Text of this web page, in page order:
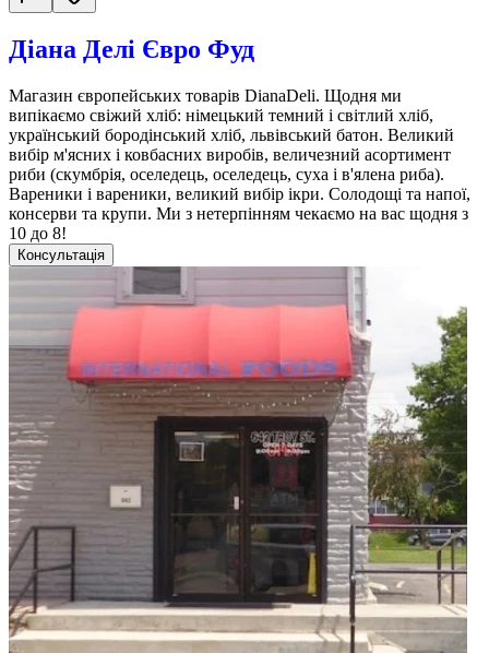
Діана Делі Євро Фуд
Магазин європейських товарів DianaDeli. Щодня ми
випікаємо свіжий хліб: німецький темний і світлий хліб,
український бородінський хліб, львівський батон. Великий
вибір м'ясних і ковбасних виробів, величезний асортимент
риби (скумбрія, оселедець, оселедець, суха і в'ялена риба).
Вареники і вареники, великий вибір ікри. Солодощі та напої,
консерви та крупи. Ми з нетерпінням чекаємо на вас щодня з
10 до 8!
Консультація